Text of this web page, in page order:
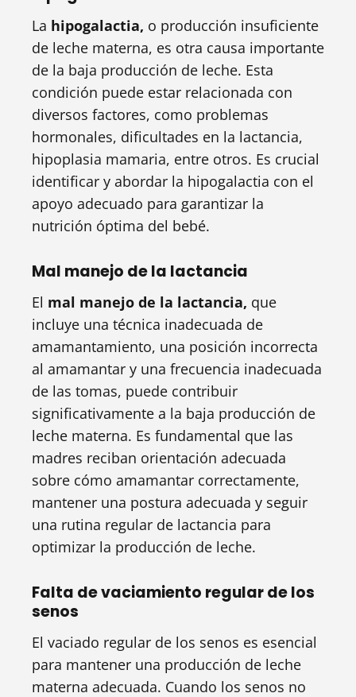
La hipogalactia, o producción insuficiente
de leche materna, es otra causa importante
de la baja producción de leche. Esta
condición puede estar relacionada con
diversos factores, como problemas
hormonales, dificultades en la lactancia,
hipoplasia mamaria, entre otros. Es crucial
identificar y abordar la hipogalactia con el
apoyo adecuado para garantizar la
nutrición óptima del bebé.
Mal manejo de la lactancia
El mal manejo de la lactancia, que
incluye una técnica inadecuada de
amamantamiento, una posición incorrecta
al amamantar y una frecuencia inadecuada
de las tomas, puede contribuir
significativamente a la baja producción de
leche materna. Es fundamental que las
madres reciban orientación adecuada
sobre cómo amamantar correctamente,
mantener una postura adecuada y seguir
una rutina regular de lactancia para
optimizar la producción de leche.
Falta de vaciamiento regular de los
senos
El vaciado regular de los senos es esencial
para mantener una producción de leche
materna adecuada. Cuando los senos no